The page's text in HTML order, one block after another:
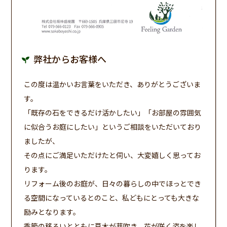
弊社からお客様へ
この度は温かいお言葉をいただき、ありがとうございま
す。
「既存の石をできるだけ活かしたい」「お部屋の雰囲気
に似合うお庭にしたい」というご相談をいただいており
ましたが、
その点にご満足いただけたと伺い、大変嬉しく思ってお
ります。
リフォーム後のお庭が、日々の暮らしの中でほっとでき
る空間になっているとのこと、私どもにとっても大きな
励みとなります。